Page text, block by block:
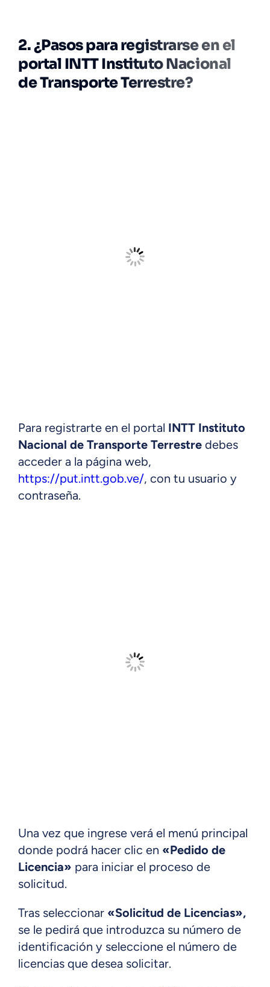
2. ¿Pasos para registrarse en el
portal INTT Instituto Nacional
de Transporte Terrestre?
Para registrarte en el portal INTT Instituto
Nacional de Transporte Terrestre debes
acceder a la página web,
https://put.intt.gob.ve/, con tu usuario y
contraseña.
Una vez que ingrese verá el menú principal
donde podrá hacer clic en «Pedido de
Licencia» para iniciar el proceso de
solicitud.
Tras seleccionar «Solicitud de Licencias»,
se le pedirá que introduzca su número de
identificación y seleccione el número de
licencias que desea solicitar.